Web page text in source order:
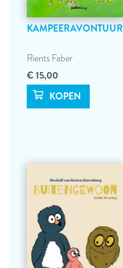
KAMPEERAVONTUUR
Rients Faber
€ 15,00